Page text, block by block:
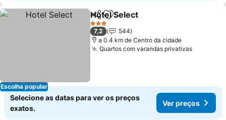
Escolha popular
PartilharAdicionar aos favoritos
Hotel Select
3 Estrelas
7,2
544
a 0.4 km de Centro da cidade
Quartos com varandas privativas
Selecione as datas para ver os preços
exatos.
Ver preços